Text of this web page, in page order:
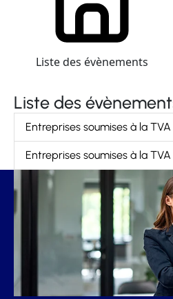
Liste des évènements
Liste des
Entreprises soumises à la TVA
Entreprises soumises à la TVA